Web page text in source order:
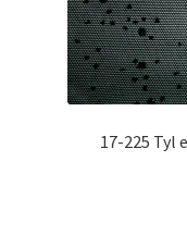
17-225 Tyl